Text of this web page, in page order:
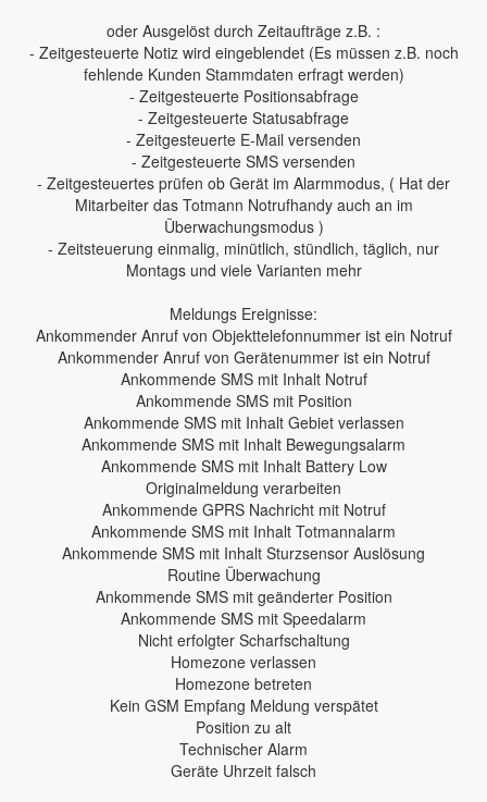
oder Ausgelöst durch Zeitaufträge z.B. :
- Zeitgesteuerte Notiz wird eingeblendet (Es müssen z.B. noch
fehlende Kunden Stammdaten erfragt werden)
- Zeitgesteuerte Positionsabfrage
- Zeitgesteuerte Statusabfrage
- Zeitgesteuerte E-Mail versenden
- Zeitgesteuerte SMS versenden
- Zeitgesteuertes prüfen ob Gerät im Alarmmodus, ( Hat der
Mitarbeiter das Totmann Notrufhandy auch an im
Überwachungsmodus )
- Zeitsteuerung einmalig, minütlich, stündlich, täglich, nur
Montags und viele Varianten mehr
Meldungs Ereignisse:
Ankommender Anruf von Objekttelefonnummer ist ein Notruf
Ankommender Anruf von Gerätenummer ist ein Notruf
Ankommende SMS mit Inhalt Notruf
Ankommende SMS mit Position
Ankommende SMS mit Inhalt Gebiet verlassen
Ankommende SMS mit Inhalt Bewegungsalarm
Ankommende SMS mit Inhalt Battery Low
Originalmeldung verarbeiten
Ankommende GPRS Nachricht mit Notruf
Ankommende SMS mit Inhalt Totmannalarm
Ankommende SMS mit Inhalt Sturzsensor Auslösung
Routine Überwachung
Ankommende SMS mit geänderter Position
Ankommende SMS mit Speedalarm
Nicht erfolgter Scharfschaltung
Homezone verlassen
Homezone betreten
Kein GSM Empfang Meldung verspätet
Position zu alt
Technischer Alarm
Geräte Uhrzeit falsch